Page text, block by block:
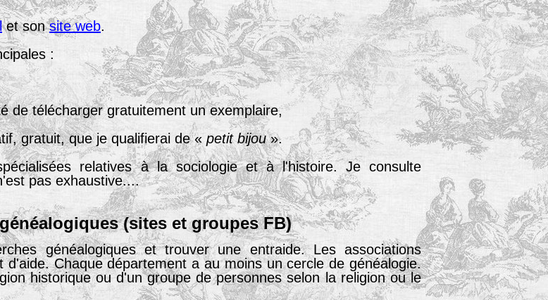
et sonsite web.
:
de télécharger gratuitement un exemplaire,
gratuit, que je qualifierai de « petit bijou».
relatives à la sociologie et à l'histoire. Je consulte
pas exhaustive....
(sites et groupes FB)
généalogiques et trouver une entraide. Les associations
Chaque département a au moins un cercle de généalogie.
historique ou d'un groupe de personnes selon la religion ou le